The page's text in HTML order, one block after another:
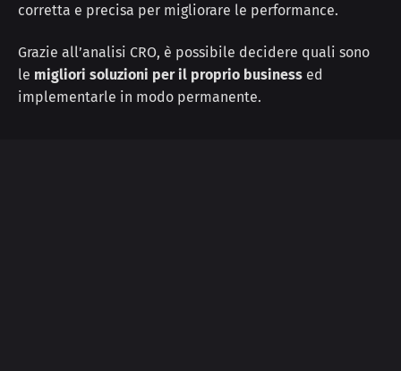
corretta e precisa per migliorare le performance.
Grazie all’analisi CRO, è possibile decidere quali sono
le migliori soluzioni per il proprio business ed
implementarle in modo permanente.